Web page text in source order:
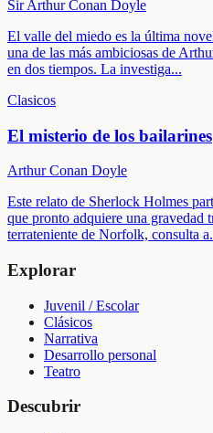
Sir Arthur Conan Doyle
El valle del miedo es la última
una de las más ambiciosas de
en dos tiempos. La investiga...
Clasicos
El misterio de los bailarines
Arthur Conan Doyle
Este relato de Sherlock Holmes
que pronto adquiere una
terrateniente de Norfolk, consulta a
Explorar
Juvenil / Escolar
Clásicos
Narrativa
Desarrollo personal
Teatro
Descubrir